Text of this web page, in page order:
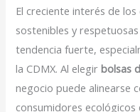
El creciente interés de
sostenibles y
tendencia fuerte,
la CDMX. Al elegirbolsas
negocio puede alinearse
consumidores ecológicos